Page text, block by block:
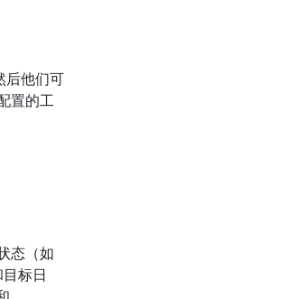
后他们可
置的工
态（如
标日